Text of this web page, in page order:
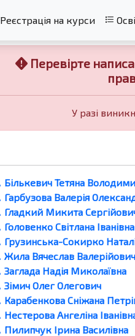
Реєстрація на курси
Перевірте
У разі
Бількевич Тетяна
Гарбузова Валерія
Гладкий Микита
Головенко Світлана Іванівна
Грузинська-Сокирко
Жила Вячеслав Валерійович
Заглада Надія Миколаївна
Зімич Олег Олегович
Карабенкова Сніжана
Нестерова Ангеліна
Пилипчук Ірина Василівна